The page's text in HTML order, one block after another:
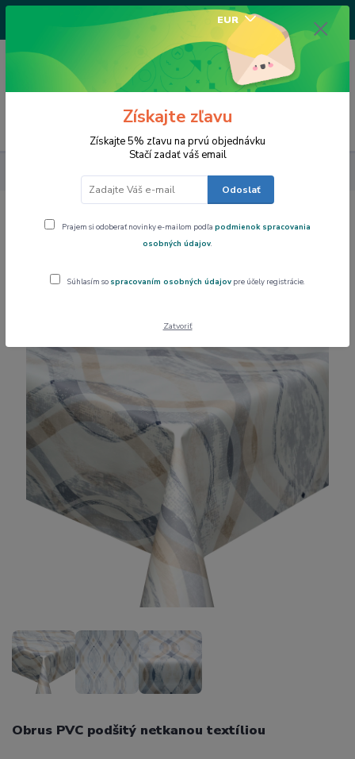
EUR
/Po-Pi 9-17 hod/
0,00 EUR
Dom a byt Obrus PVC, podšitý rôzne rozmery,PTEX 3A9-15
Obrus PVC, podšitý rôzne
rozmery,PTEX 3A9-15
Obrus PVC podšitý netkanou textíliou
Získajte zľavu
Získajte 5% zľavu na prvú objednávku
Stačí zadať váš email
Odoslať
Prajem si odoberať novinky e-mailom podľa podmienok spracovania
osobných údajov.
Súhlasím so spracovaním osobných údajov pre účely registrácie.
Zatvoriť